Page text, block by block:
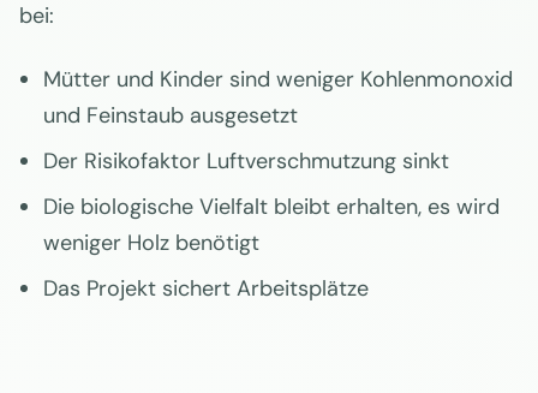
bei:
Mütter und Kinder sind weniger Kohlenmonoxid
und Feinstaub ausgesetzt
Der Risikofaktor Luftverschmutzung sinkt
Die biologische Vielfalt bleibt erhalten, es wird
weniger Holz benötigt
Das Projekt sichert Arbeitsplätze